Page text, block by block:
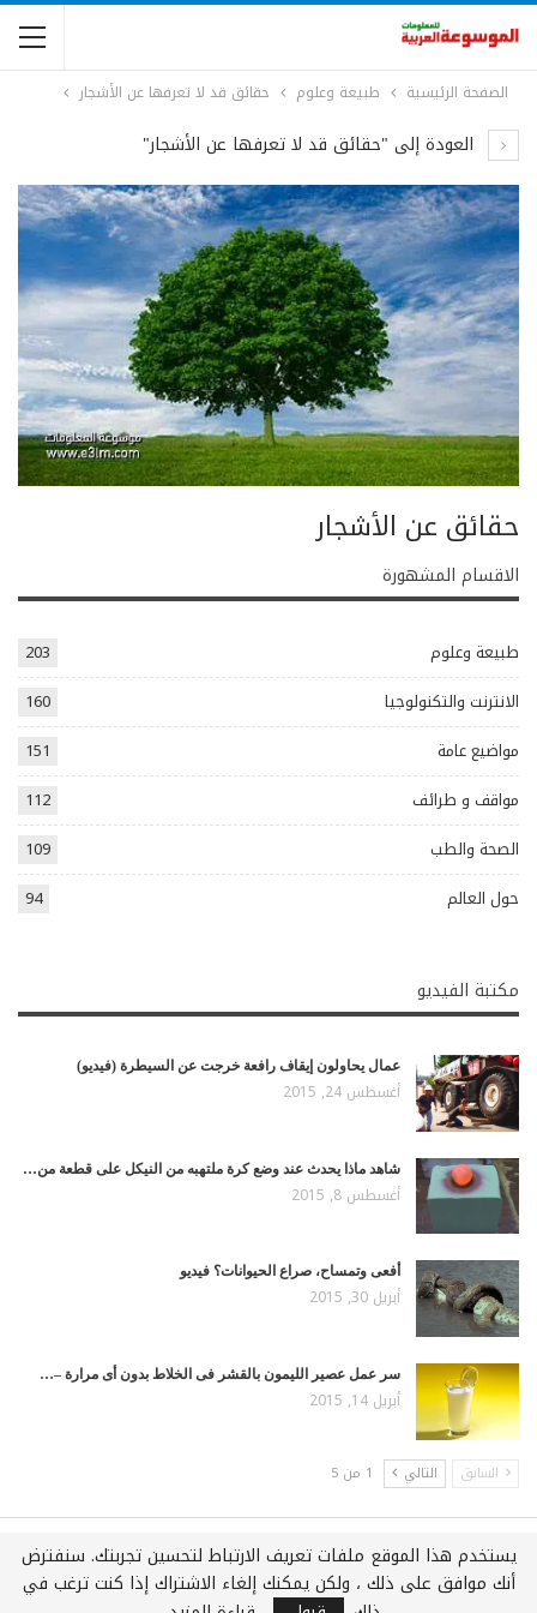
الصفحة الرئيسية طبيعة وعلوم حقائق قد لا تعرفها عن الأشجار
العودة إلى "حقائق قد لا تعرفها عن الأشجار"
حقائق عن الأشجار
الاقسام المشهورة
طبيعة وعلوم
203
الانترنت والتكنولوجيا
160
مواضيع عامة
151
مواقف و طرائف
112
الصحة والطب
109
حول العالم
94
مكتبة الفيديو
عمال يحاولون إيقاف رافعة خرجت عن السيطرة (فيديو)
أغسطس 24, 2015
شاهد ماذا يحدث عند وضع كرة ملتهبه من النيكل على قطعة من…
أغسطس 8, 2015
أفعى وتمساح، صراع الحيوانات؟ فيديو
أبريل 30, 2015
سر عمل عصير الليمون بالقشر فى الخلاط بدون أى مرارة –…
أبريل 14, 2015
السابق التالي 1 من 5
جميع الحقوق محفوظة لـويكي عربي © 2021
استضافة وتطوير :شركة اي سفن لخدمات الويب المتكاملة
يستخدم هذا الموقع ملفات تعريف الارتباط لتحسين تجربتك. سنفترض
أنك موافق على ذلك ، ولكن يمكنك إلغاء الاشتراك إذا كنت ترغب في